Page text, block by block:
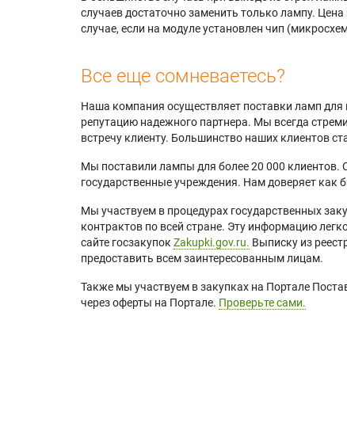
случаев достаточно заменить только лампу.
случае, если на модуле установлен чип
Все еще сомневаетесь?
Наша компания осуществляет поставки ламп
репутацию надежного партнера. Мы всегда
встречу клиенту. Большинство наших клиентов
Мы поставили лампы для более 20 000 клиентов.
государственные учреждения. Нам доверяет как
Мы участвуем в процедурах государственных
контрактов по всей стране. Эту информацию
сайте госзакупок Zakupki.gov.ru. Выписку из
предоставить всем заинтересованным лицам.
Также мы участвуем в закупках на Портале
через оферты на Портале. Проверьте сами.